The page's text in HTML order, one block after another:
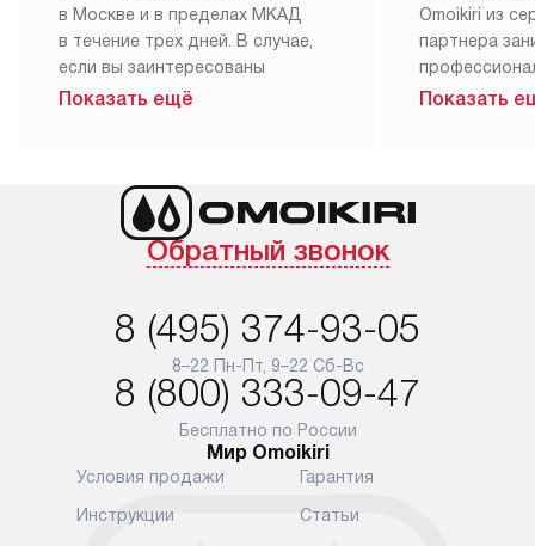
в Москве и в пределах МКАД
в течение трех дней. В случае,
если вы заинтересованы
в товаре, который доступен
менеджером на сайте. Товары
с особым лейблом
доставляются бесплатно
аксессуаров не предусмотрена.
Для доставки в другие регионы
мы используем услуги
транспортной компании.
Уточняйте все условия доставки
у нашего менеджера при
оформлении заказа.
Показать ещё
Omoikiri из
партнера
Наш сервис
Показать
Обратный звонок
8 (495) 374-93-05
8–22 Пн-Пт, 9–22 Сб-Вс
8 (800) 333-09-47
Бесплатно по России
Мир Omoikiri
Условия продажи
Инструкции
Гарантия
Статьи